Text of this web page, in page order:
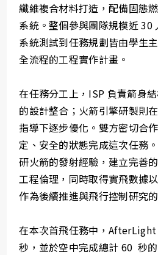
纖維複合材料打造，配備固態
系統。整個參與團隊規模近 30
系統測試到任務規劃皆由學生
全流程的工程實作計畫。
在任務分工上，ISP 負責箭身
的設計整合；火箭引擎研製則
指導下逐步優化。雙方密切合
定、安全的狀態完成這次任務
研火箭的發射經驗，建立完善
工程倫理，同時取得實飛數據
作為後續推進與飛行控制研究
在本次首飛任務中，
秒，並於空中完成總計 60 秒